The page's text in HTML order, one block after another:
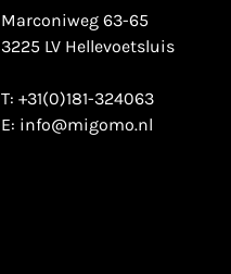
Marconiweg 63-65
3225 LV Hellevoetsluis
T: +31(0)181-324063
E: info@migomo.nl